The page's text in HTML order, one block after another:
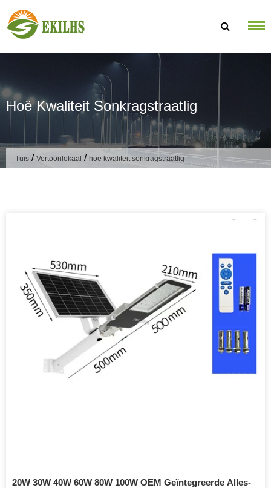
Hoë Kwaliteit Sonkragstraatlig
Tuis / Vertoonlokaal / hoë kwaliteit sonkragstraatlig
20W 30W 40W 60W 80W 100W OEM Geïntegreerde Alles-